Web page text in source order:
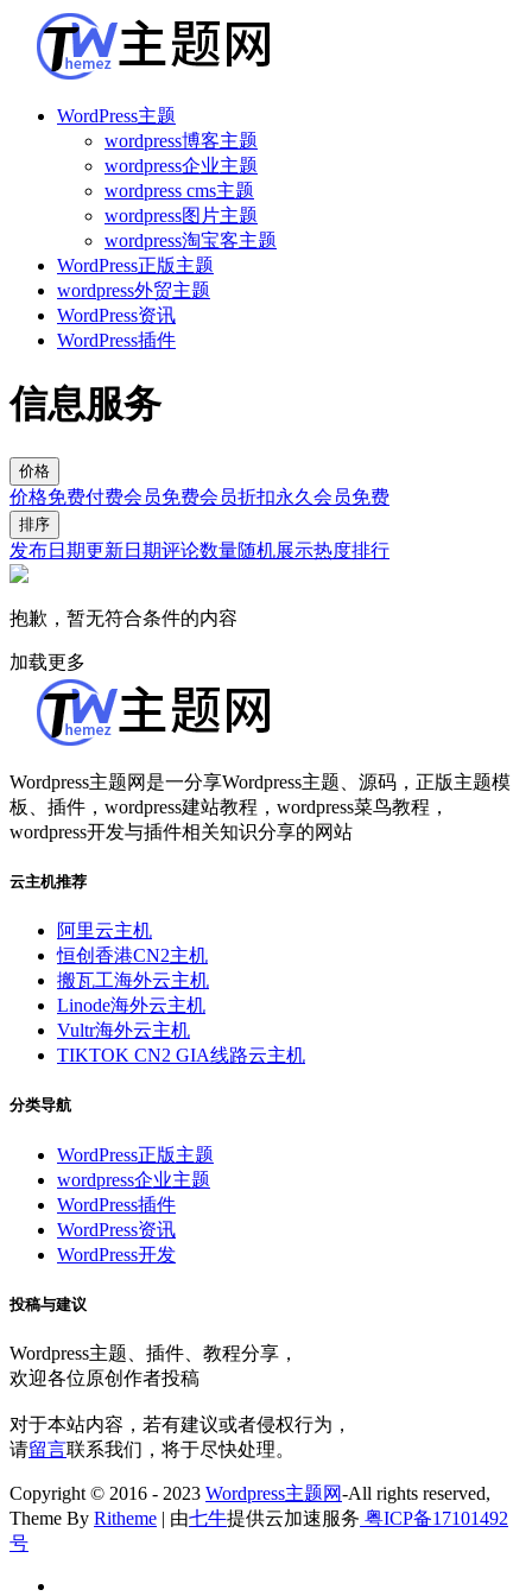
WordPress主题
wordpress博客主题
wordpress企业主题
wordpress cms主题
wordpress图片主题
wordpress淘宝客主题
WordPress正版主题
wordpress外贸主题
WordPress资讯
WordPress插件
信息服务
价格
价格免费付费会员免费会员折扣永久会员免费
排序
发布日期更新日期评论数量随机展示热度排行
抱歉，暂无符合条件的内容
加载更多
Wordpress主题网是一分享Wordpress主题、源码，正版主题模
板、插件，wordpress建站教程，wordpress菜鸟教程，
wordpress开发与插件相关知识分享的网站
云主机推荐
阿里云主机
恒创香港CN2主机
搬瓦工海外云主机
Linode海外云主机
Vultr海外云主机
TIKTOK CN2 GIA线路云主机
分类导航
WordPress正版主题
wordpress企业主题
WordPress插件
WordPress资讯
WordPress开发
投稿与建议
Wordpress主题、插件、教程分享，
欢迎各位原创作者投稿
对于本站内容，若有建议或者侵权行为，
请留言联系我们，将于尽快处理。
Copyright © 2016 - 2023 Wordpress主题网-All rights reserved,
Theme By Ritheme | 由七牛提供云加速服务 粤ICP备17101492
号